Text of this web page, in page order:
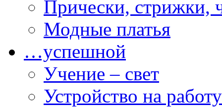
Прически, стрижки,
Модные платья
…успешной
Учение – свет
Устройство на работу